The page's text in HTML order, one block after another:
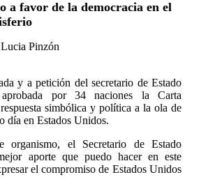
a favor de la democracia en el
Pinzón
y a petición del secretario de Estado
por 34 naciones la Carta
simbólica y política a la ola de
día en Estados Unidos.
organismo, el Secretario de Estado
aporte que puedo hacer en este
el compromiso de Estados Unidos